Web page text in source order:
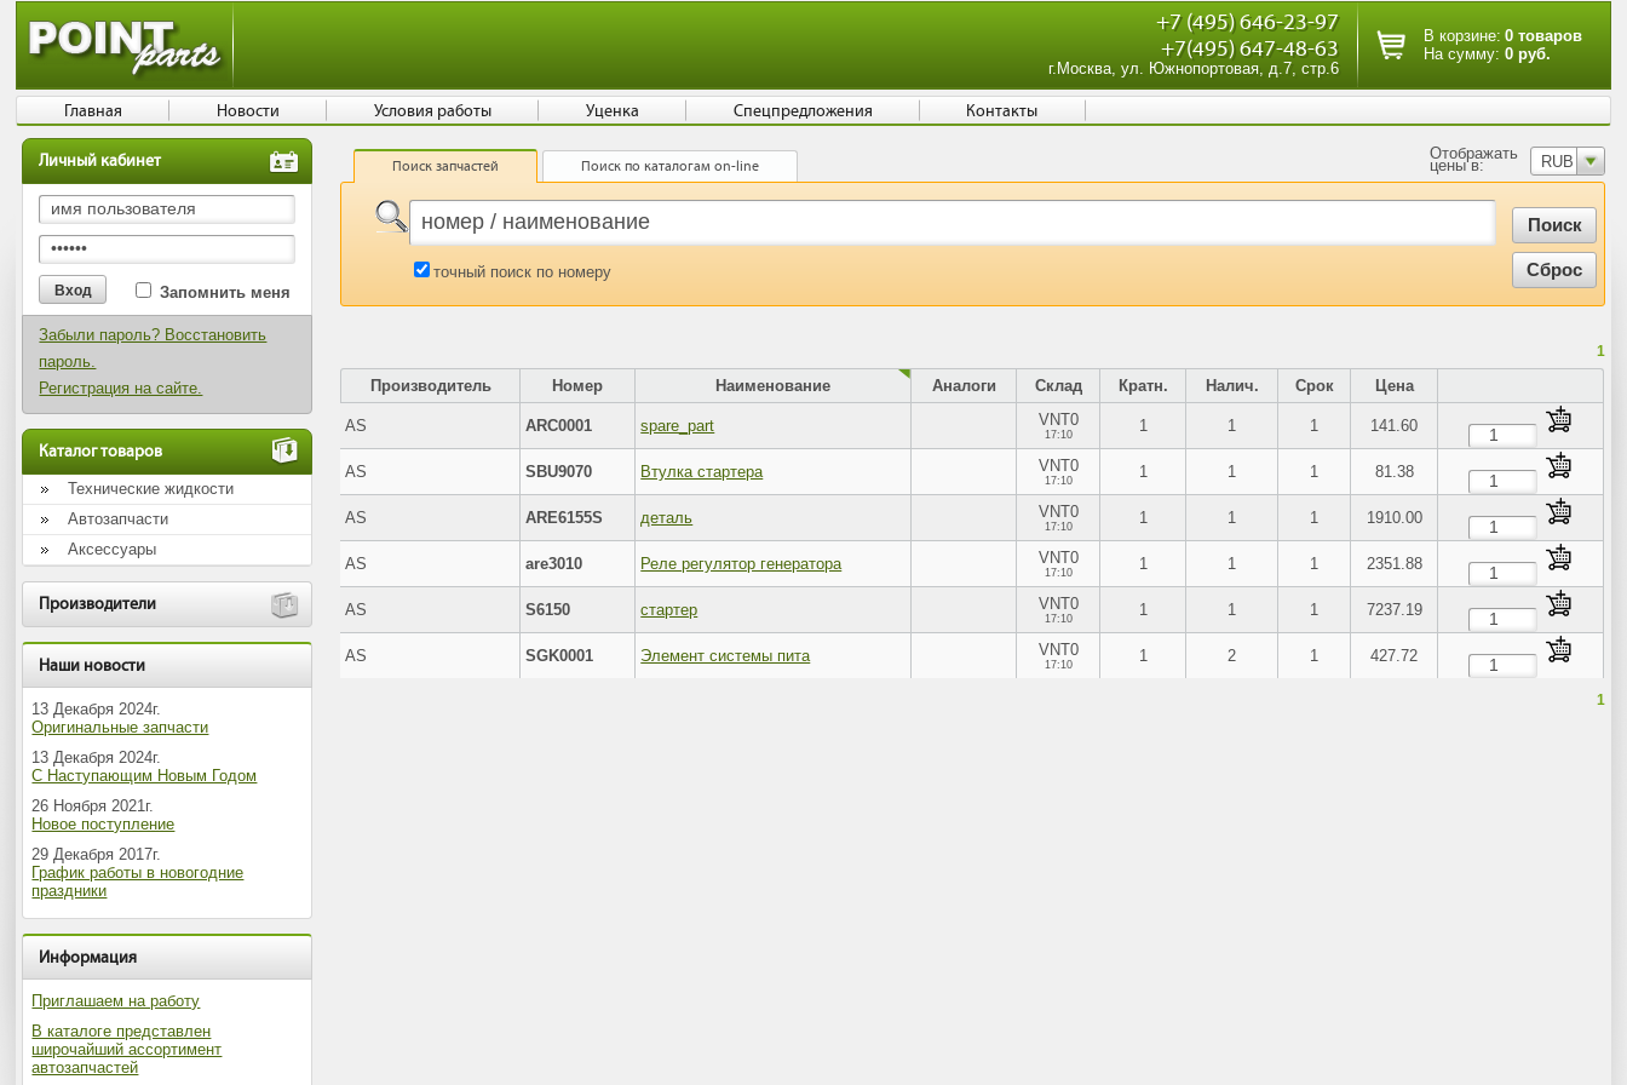
Личный кабинет
Запомнить меня
Забыли пароль? Восстановить
пароль.
Регистрация на сайте.
Каталог товаров
Технические жидкости
Автозапчасти
Аксессуары
Производители
Наши новости
13 Декабря 2024г.
Оригинальные запчасти
13 Декабря 2024г.
С Наступающим Новым Годом
26 Ноября 2021г.
Новое поступление
29 Декабря 2017г.
График работы в новогодние
праздники
Информация
Приглашаем на работу
В каталоге представлен
широчайший ассортимент
автозапчастей
Поиск запчастей Поиск по каталогам on-line RUB
Отображать
цены в:
точный поиск по номеру
1
Производитель Номер Наименование Аналоги Склад Кратн. Налич. Срок Цена
AS ARC0001 spare_part VNT0
17:10 1 1 1 141.60
AS SBU9070 Втулка стартера VNT0
17:10 1 1 1 81.38
AS ARE6155S деталь VNT0
17:10 1 1 1 1910.00
AS are3010 Реле регулятор генератора VNT0
17:10 1 1 1 2351.88
AS S6150 стартер VNT0
17:10 1 1 1 7237.19
AS SGK0001 Элемент системы пита VNT0
17:10 1 2 1 427.72
1
Главная Новости Условия работы Уценка Спецпредложения Контакты
+7 (495) 646-23-97
+7(495) 647-48-63
г.Москва, ул. Южнопортовая, д.7, стр.6
В корзине: 0 товаров
На сумму: 0 руб.